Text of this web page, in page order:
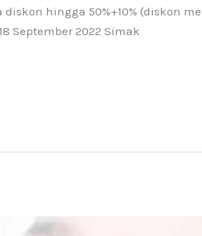
hingga 50%+10% (diskon
September 2022 Simak